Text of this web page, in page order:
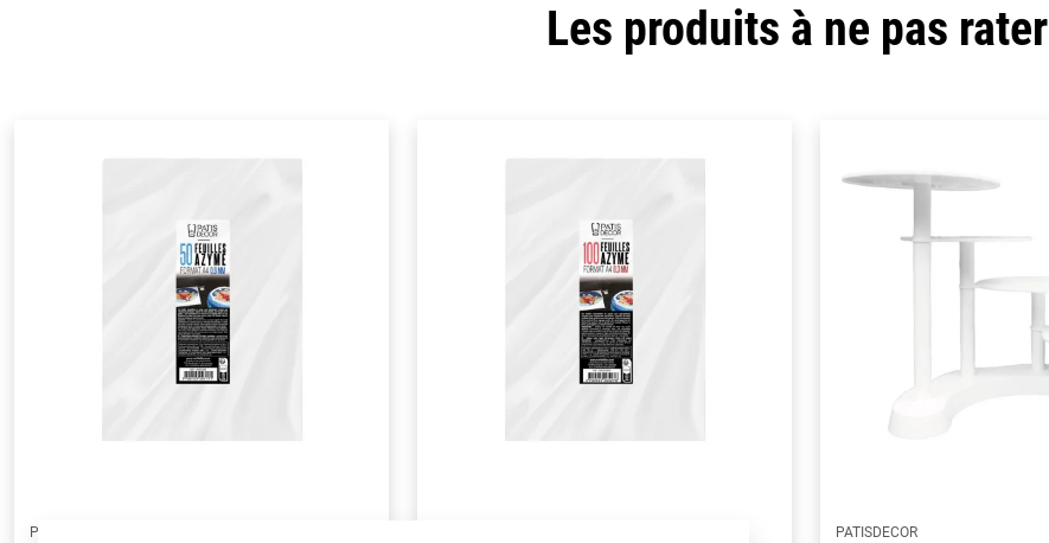
Les produits à ne pas rater
PATISDECOR
PATISDECOR